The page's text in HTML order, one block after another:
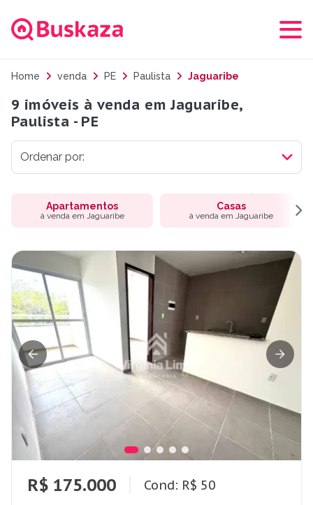
Home venda PE Paulista Jaguaribe
9 imóveis à venda em Jaguaribe,
Paulista - PE
Apartamentos
à venda em Jaguaribe
Casas
à venda em Jaguaribe
R$ 175.000 Cond: R$ 50